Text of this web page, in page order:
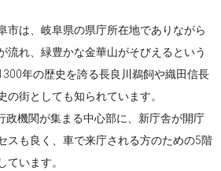
市は、岐阜県の県庁所在地でありながら
流れ、緑豊かな金華山がそびえるという
年の歴史を誇る長良川鵜飼や織田信長
の街としても知られています。
政機関が集まる中心部に、新庁舎が開庁
スも良く、車で来庁される方のための5階
ています。